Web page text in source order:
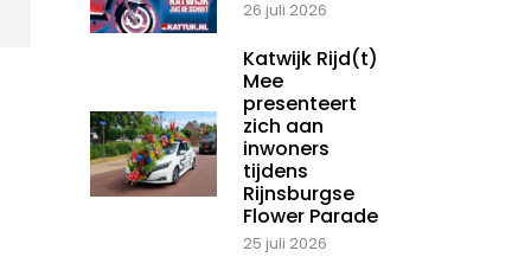
26 juli 2026
Katwijk Rijd(t)
Mee
presenteert
zich aan
inwoners
tijdens
Rijnsburgse
Flower Parade
25 juli 2026